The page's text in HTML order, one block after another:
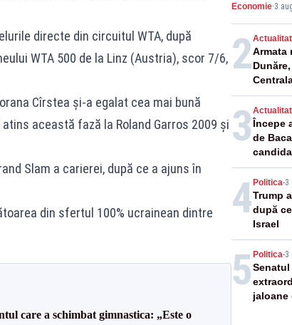
directe din circuitul WTA, după
WTA 500 de la Linz (Austria), scor 7/6,
Cîrstea și-a egalat cea mai bună
această fază la Roland Garros 2009 și
Slam a carierei, după ce a ajuns în
din sfertul 100% ucrainean dintre
care a schimbat gimnastica: „Este o
pentru
Economie·3
2Armata
3 Începe
de
4 Politica-3
Trump
după
Israel
5 Politica-3
jaloane